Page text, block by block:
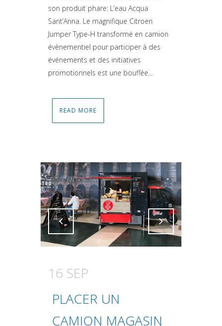
son produit phare: L’eau Acqua
Sant’Anna. Le magnifique Citroën
Jumper Type-H transformé en camion
évènementiel pour participer à des
événements et des initiatives
promotionnels est une bouffée...
READ MORE
Attiva comando Attiva comando
16 SEP
PLACER UN
CAMION MAGASIN